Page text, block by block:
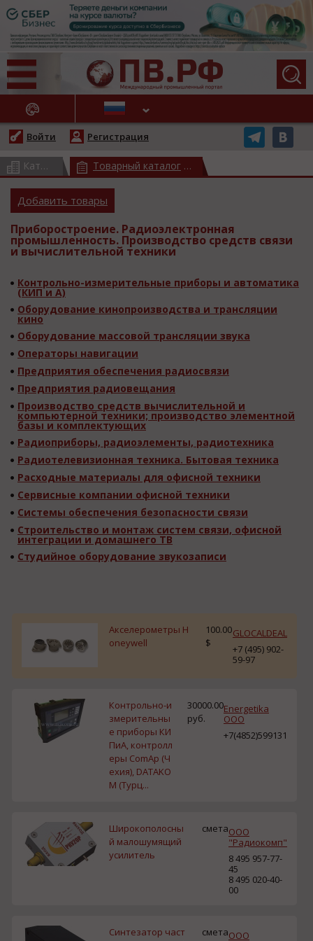
НОВОСТИ
Войти Регистрация
Каталог предприятий (всего 17570)
Товарный каталог
Добавить товары
Приборостроение. Радиоэлектронная
промышленность. Производство средств связи
и вычислительной техники
Контрольно-измерительные приборы и автоматика
(КИП и А)
Оборудование кинопроизводства и трансляции
кино
Оборудование массовой трансляции звука
Операторы навигации
Предприятия обеспечения радиосвязи
Предприятия радиовещания
Производство средств вычислительной и
компьютерной техники; производство элементной
базы и комплектующих
Радиоприборы, радиоэлементы, радиотехника
Радиотелевизионная техника. Бытовая техника
Расходные материалы для офисной техники
Сервисные компании офисной техники
Системы обеспечения безопасности связи
Строительство и монтаж систем связи, офисной
интеграции и домашнего ТВ
Студийное оборудование звукозаписи
Акселерометры H
oneywell
100.00
$
GLOCALDEAL
+7 (495) 902-
59-97
Контрольно-и
змерительны
е приборы КИ
ПиА, контролл
еры ComAp (Ч
ехия), DATAKO
M (Турц...
30000.00
руб.
Energetika
OOO
+7(4852)599131
Широкополосны
й малошумящий
усилитель
сметаООО
"Радиокомп"
8 495 957-77-
45
8 495 020-40-
00
Синтезатор част
сметаООО